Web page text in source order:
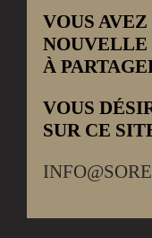
VOUS AVEZ
NOUVELLE
À
VOUS
SUR CE